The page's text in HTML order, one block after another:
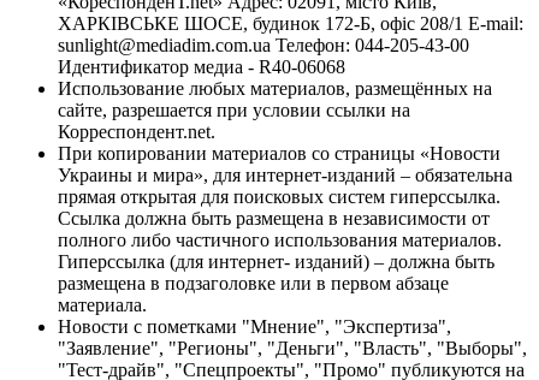
ХАРКІВСЬКЕ ШОСЕ, будинок 172-Б, офіс 208/1 E-mail:
sunlight@mediadim.com.ua Телефон: 044-205-43-00
Идентификатор медиа - R40-06068
Использование любых материалов, размещённых на
сайте, разрешается при условии ссылки на
Корреспондент.net.
При копировании материалов со страницы «Новости
Украины и мира», для интернет-изданий – обязательна
прямая открытая для поисковых систем гиперссылка.
Ссылка должна быть размещена в независимости от
полного либо частичного использования материалов.
Гиперссылка (для интернет- изданий) – должна быть
размещена в подзаголовке или в первом абзаце
материала.
Новости с пометками "Мнение", "Экспертиза",
"Заявление", "Регионы", "Деньги", "Власть", "Выборы",
"Тест-драйв", "Спецпроекты", "Промо" публикуются на